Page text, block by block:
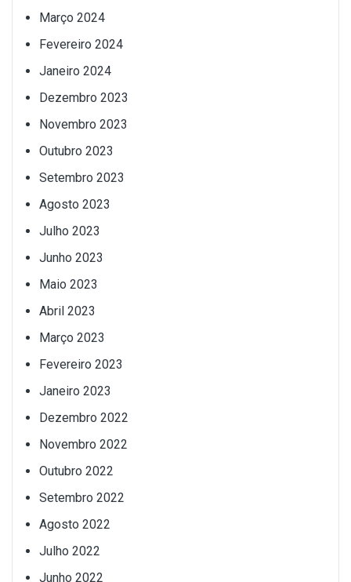
Março 2024
Fevereiro 2024
Janeiro 2024
Dezembro 2023
Novembro 2023
Outubro 2023
Setembro 2023
Agosto 2023
Julho 2023
Junho 2023
Maio 2023
Abril 2023
Março 2023
Fevereiro 2023
Janeiro 2023
Dezembro 2022
Novembro 2022
Outubro 2022
Setembro 2022
Agosto 2022
Julho 2022
Junho 2022